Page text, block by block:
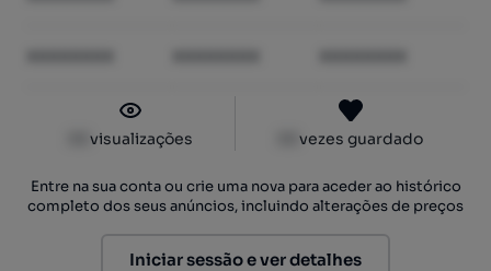
visualizações vezes guardado
Entre na sua conta ou crie uma nova para aceder ao histórico
completo dos seus anúncios, incluindo alterações de preços
Iniciar sessão e ver detalhes